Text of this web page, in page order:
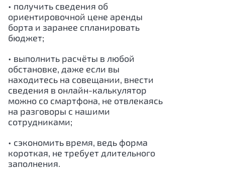
• получить сведения об
ориентировочной цене аренды
борта и заранее спланировать
бюджет;
• выполнить расчёты в любой
обстановке, даже если вы
находитесь на совещании, внести
сведения в онлайн-калькулятор
можно со смартфона, не отвлекаясь
на разговоры с нашими
сотрудниками;
• сэкономить время, ведь форма
короткая, не требует длительного
заполнения.